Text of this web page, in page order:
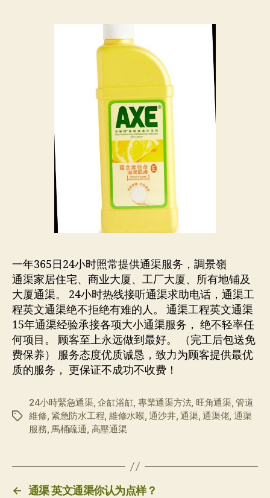
一年365日24小时照常提供通渠服务，調景嶺
通渠家居住宅、商业大厦、工厂大厦、所有地铺及
大厦通渠。 24小时热线接听通渠求助电话，通渠工
程英文通渠绝不拒绝有难的人。 通渠工程英文通渠
15年通渠经验承接各项大小通渠服务， 绝不轻率任
何项目。 顾客至上永远做到最好。 （完工后包送免
费保养） 服务态度优质诚恳，致力为顾客提供最优
质的服务， 更保证不成功不收费！
标
24小時緊急通渠,企缸浴缸, 專業通渠方法, 旺角通渠,管道
維修, 紧急防水工程, 維修水喉,通沙井,通渠,通渠佬, 通渠
服務, 馬桶疏通, 高壓通渠
← 通渠 英文通渠你认为点样？